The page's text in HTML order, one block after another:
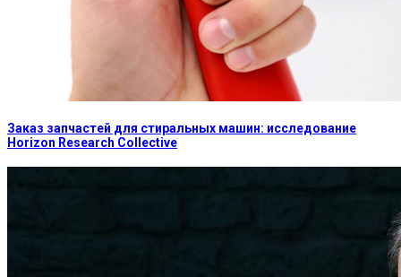
Заказ запчастей для стиральных машин: исследование
Horizon Research Collective